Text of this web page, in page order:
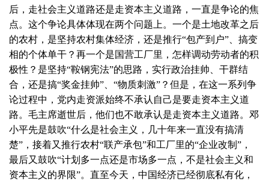
后，走社会主义道路还是走资本主义道路，一直是争论的焦
点。这个争论具体体现在两个问题上。一个是土地改革之后
的农村，是坚持农村集体经济，还是推行“包产到户”、搞变
相的个体单干？再一个是国营工厂里，怎样调动劳动者的积
极性？是坚持“鞍钢宪法”的思路，实行政治挂帅、干群结
合，还是搞“奖金挂帅”、“物质刺激”？但是，在这一系列争
论过程中，党内走资派始终不承认自己是要走资本主义道
路。毛主席逝世后，他们也不敢承认是走资本主义道路。邓
小平先是鼓吹“什么是社会主义，几十年来一直没有搞清
楚”，接着又推行农村“联产承包”和工厂里的“企业改制”，
最后又鼓吹“计划多一点还是市场多一点，不是社会主义和
资本主义的界限”。直至今天，中国经济已经彻底私有化，